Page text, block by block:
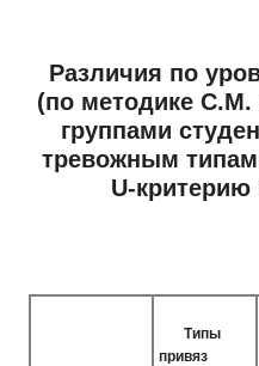
Различия по
(по методике
группами
тревожным
U-
Типы
привяз